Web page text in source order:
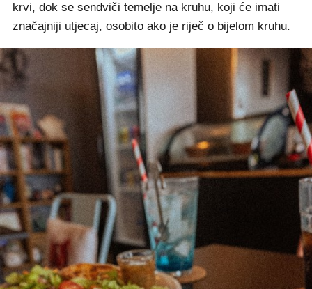
krvi, dok se sendviči temelje na kruhu, koji će imati
značajniji utjecaj, osobito ako je riječ o bijelom kruhu.